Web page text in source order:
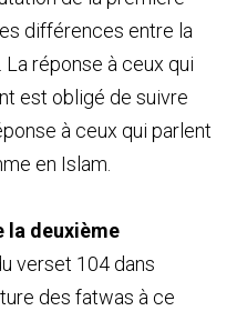
différences entre la
réponse à ceux qui
est obligé de suivre
à ceux qui parlent
en Islam.
la deuxième
verset 104 dans
des fatwas à ce